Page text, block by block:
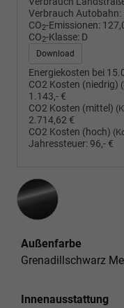
Verbrauch Autobahn:
CO2-Emissionen:
CO2-Klasse: D
Download
Energiekosten bei
CO2 Kosten (niedrig)
1.143,- €
CO2 Kosten (mittel)
2.714,62 €
CO2 Kosten (hoch)
Jahressteuer: 96,- €
Außenfarbe
Grenadillschwarz
Innenausstattung